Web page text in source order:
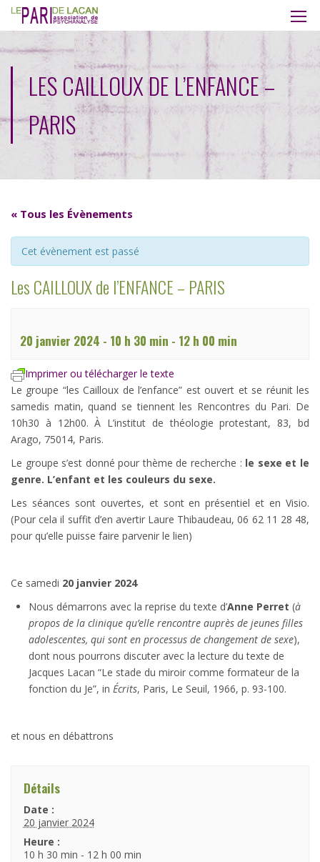
LES CAILLOUX DE L’ENFANCE –
PARIS
« Tous les Évènements
Cet évènement est passé
Les CAILLOUX de l’ENFANCE – PARIS
20 janvier 2024 - 10 h 30 min - 12 h 00 min
Imprimer ou télécharger le texte
Le groupe “les Cailloux de l’enfance” est ouvert et se réunit les
samedis matin, quand se tiennent les Rencontres du Pari. De
10h30 à 12h00. À L’institut de théologie protestant, 83, bd
Arago, 75014, Paris.
Le groupe s’est donné pour thème de recherche : le sexe et le
genre. L’enfant et les couleurs du sexe.
Les séances sont ouvertes, et sont en présentiel et en Visio.
(Pour cela il suffit d’en avertir Laure Thibaudeau, 06 62 11 28 48,
pour qu’elle puisse faire parvenir le lien)
Ce samedi 20 janvier 2024
Nous démarrons avec la reprise du texte d’Anne Perret (à
propos de la clinique qu’elle rencontre auprès de jeunes filles
adolescentes, qui sont en processus de changement de sexe),
dont nous pourrons discuter avec la lecture du texte de
Jacques Lacan “Le stade du miroir comme formateur de la
fonction du Je”, in Écrits, Paris, Le Seuil, 1966, p. 93-100.
et nous en débattrons
Détails
Date :
20 janvier 2024
Heure :
10 h 30 min - 12 h 00 min